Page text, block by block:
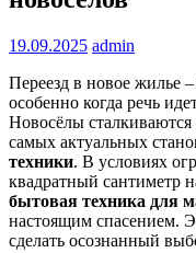
19.09.2025 admin
Переезд в новое жилье
особенно когда речь
Новосёлы
самых актуальных
техники. В условиях
квадратный сантиметр
бытовая техника для
настоящим спасением.
сделать осознанный